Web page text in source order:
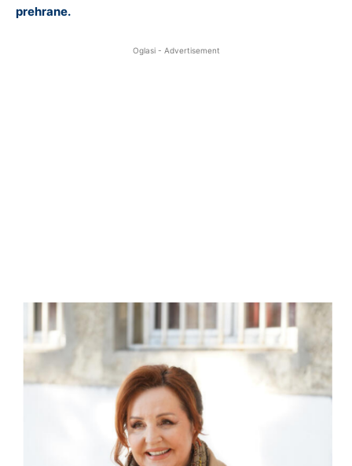
prehrane.
Oglasi - Advertisement